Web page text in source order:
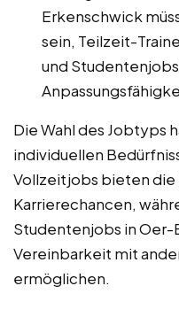
Erkenschwick
sein, Teilzeit-
und
Die Wahl des Jobtyps
individuellen
Vollzeitjobs bieten
Karrierechancen,
Studentenjobs in
Vereinbarkeit mit
ermöglichen.